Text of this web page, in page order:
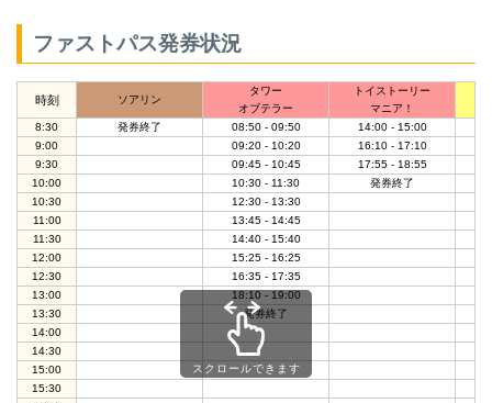
ファストパス発券状況
時刻 ソアリン
タワー
オブテラー
トイストーリー
マニア！
8:30
発券終了 08:50 - 09:50 14:00 - 15:00
9:00
09:20 - 10:20 16:10 - 17:10
9:30
09:45 - 10:45 17:55 - 18:55
10:00
10:30 - 11:30 発券終了
10:30
12:30 - 13:30
11:00
13:45 - 14:45
11:30
14:40 - 15:40
12:00
15:25 - 16:25
12:30
16:35 - 17:35
13:00
18:10 - 19:00
13:30
発券終了
14:00
14:30
15:00
15:30
スクロールできます